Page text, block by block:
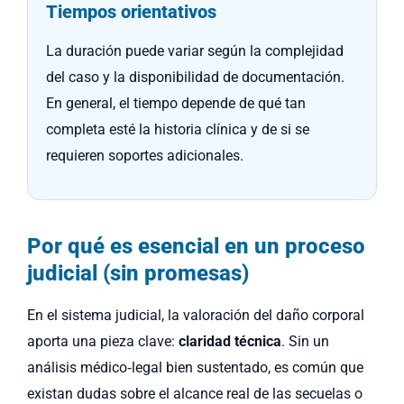
Tiempos orientativos
La duración puede variar según la complejidad
del caso y la disponibilidad de documentación.
En general, el tiempo depende de qué tan
completa esté la historia clínica y de si se
requieren soportes adicionales.
Por qué es esencial en un proceso
judicial (sin promesas)
En el sistema judicial, la valoración del daño corporal
aporta una pieza clave: claridad técnica. Sin un
análisis médico‑legal bien sustentado, es común que
existan dudas sobre el alcance real de las secuelas o